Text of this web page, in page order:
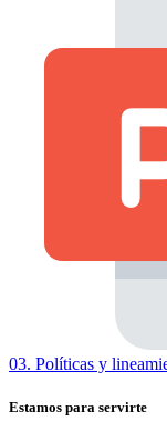
03. Políticas y
Estamos para servirte